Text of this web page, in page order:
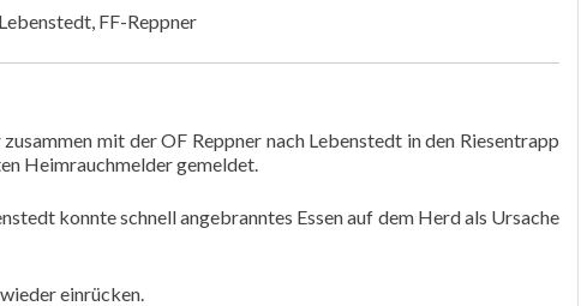
FF-Reppner
mit der OF Reppner nach Lebenstedt in den Riesentrapp
Heimrauchmelder gemeldet.
konnte schnell angebranntes Essen auf dem Herd als Ursache
einrücken.